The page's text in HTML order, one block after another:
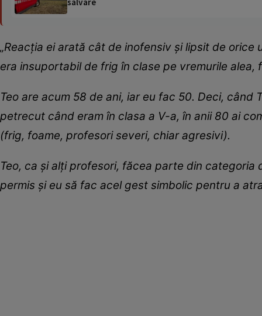
salvare
„Reacția ei arată cât de inofensiv și lipsit de
era insuportabil de frig în clase pe vremurile
Teo are acum 58 de ani, iar eu fac 50. Deci, când
petrecut când eram în clasa a V-a, în anii 80 ai
(frig, foame, profesori severi, chiar agresivi).
Teo, ca și alți profesori, făcea parte din categoria
permis și eu să fac acel gest simbolic pentru a